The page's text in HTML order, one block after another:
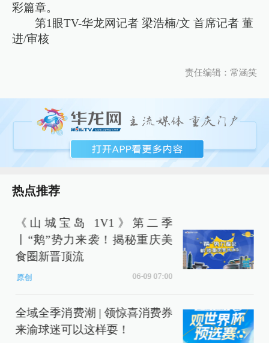
彩篇章。
第1眼TV-华龙网记者 梁浩楠/文 首席记者 董
进/审核
责任编辑：常涵笑
热点推荐
《山城宝岛 1V1》第二季
丨“鹅”势力来袭！揭秘重庆美
食圈新晋顶流
原创 06-09 07:00
全域全季消费潮 | 领惊喜消费券
来渝球迷可以这样耍！